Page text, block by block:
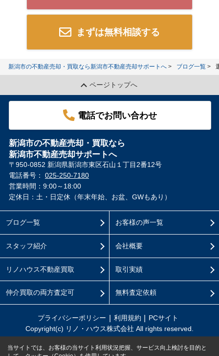
まずは無料相談する
新潟市の不動産売却・買取なら新潟市不動産売却サポートへ ブログ一覧
ページトップへ
電話でお問い合わせ
新潟市の不動産売却・買取なら
新潟市不動産売却サポートへ
〒950-0852 新潟県新潟市東区石山１丁目2番12号
電話番号： 025-250-7180
営業時間：9:00～18:00
定休日：土・日定休（年末年始、お盆、GWもあり）
ブログ一覧
スタッフ紹介
リノハウス不動産買取
仲介買取の両方査定可
お客様の声一覧
会社概要
取引実績
無料査定依頼
プライバシーポリシー 利用規約
PCサイト
Copyright(c) リノ・ハウス株式会社 All rights reserved.
当サイトでは、お客様の当サイト利用状況把握、サービス向上検討を目的と